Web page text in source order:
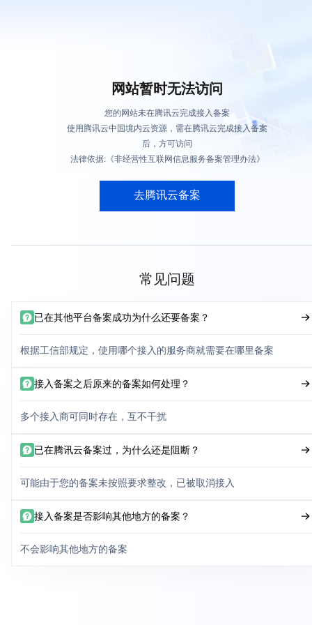
网站暂时无法访问
您的网站未在腾讯云完成接入备案
使用腾讯云中国境内云资源，需在腾讯云完成接入备案
后，方可访问
法律依据:《非经营性互联网信息服务备案管理办法》
去腾讯云备案
常见问题
已在其他平台备案成功为什么还要备案？
根据工信部规定，使用哪个接入的服务商就需要在哪里备案
接入备案之后原来的备案如何处理？
多个接入商可同时存在，互不干扰
已在腾讯云备案过，为什么还是阻断？
可能由于您的备案未按照要求整改，已被取消接入
接入备案是否影响其他地方的备案？
不会影响其他地方的备案